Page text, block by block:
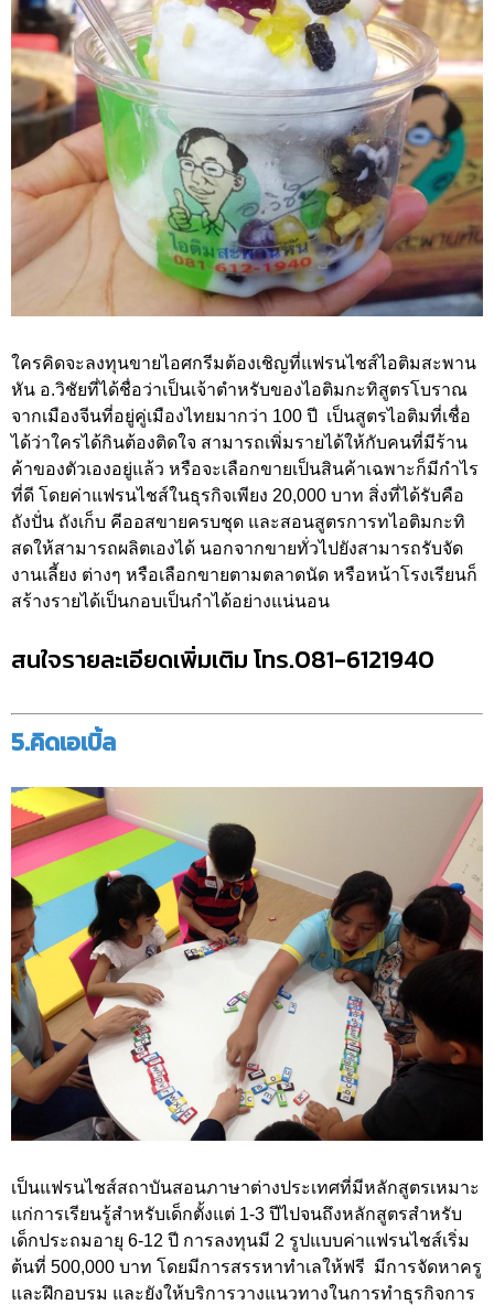
ใครคิดจะลงทุนขายไอศกรีมต้องเชิญที่แฟรนไชส์ไอติมสะพาน
หัน อ.วิชัยที่ได้ชื่อว่าเป็นเจ้าตำหรับของไอติมกะทิสูตรโบราณ
จากเมืองจีนที่อยู่คู่เมืองไทยมากว่า 100 ปี เป็นสูตรไอติมที่เชื่อ
ได้ว่าใครได้กินต้องติดใจ สามารถเพิ่มรายได้ให้กับคนที่มีร้าน
ค้าของตัวเองอยู่แล้ว หรือจะเลือกขายเป็นสินค้าเฉพาะก็มีกำไร
ที่ดี โดยค่าแฟรนไชส์ในธุรกิจเพียง 20,000 บาท สิ่งที่ได้รับคือ
ถังปั่น ถังเก็บ คีออสขายครบชุด และสอนสูตรการทไอติมกะทิ
สดให้สามารถผลิตเองได้ นอกจากขายทั่วไปยังสามารถรับจัด
งานเลี้ยง ต่างๆ หรือเลือกขายตามตลาดนัด หรือหน้าโรงเรียนก็
สร้างรายได้เป็นกอบเป็นกำได้อย่างแน่นอน
สนใจรายละเอียดเพิ่มเติม โทร.081-6121940
5.คิดเอเบิ้ล
เป็นแฟรนไชส์สถาบันสอนภาษาต่างประเทศที่มีหลักสูตรเหมาะ
แก่การเรียนรู้สำหรับเด็กตั้งแต่ 1-3 ปีไปจนถึงหลักสูตรสำหรับ
เด็กประถมอายุ 6-12 ปี การลงทุนมี 2 รูปแบบค่าแฟรนไชส์เริ่ม
ต้นที่ 500,000 บาท โดยมีการสรรหาทำเลให้ฟรี มีการจัดหาครู
และฝึกอบรม และยังให้บริการวางแนวทางในการทำธุรกิจการ